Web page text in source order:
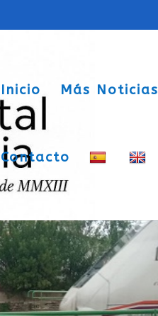
Inicio Más Noticias
Contacto